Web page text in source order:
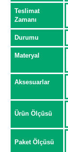
Teslimat
Zamanı
Durumu
Materyal
Aksesuarlar
Ürün Ölçüsü
Paket Ölçüsü